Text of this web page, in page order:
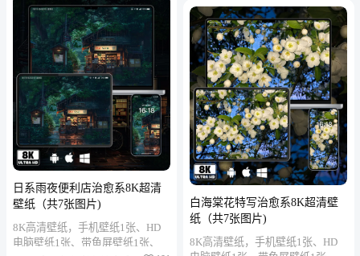
日系雨夜便利店治愈系8K超清
壁纸（共7张图片)
8K高清壁纸，手机壁纸1张、HD
电脑壁纸1张、带鱼屏壁纸1张、
白海棠花特写治愈系8K超清壁
纸（共7张图片)
8K高清壁纸，手机壁纸1张、HD